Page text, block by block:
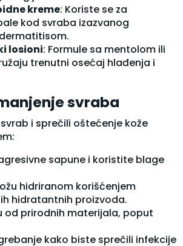
kreme: Koriste se za
kod svraba izazvanog
losioni: Formule sa mentolom ili
trenutni osećaj hlađenja i
svraba
i sprečili oštećenje kože
sapune i koristite blage
hidriranom korišćenjem
hidratantnih proizvoda.
od prirodnih materijala, poput
kako biste sprečili infekcije